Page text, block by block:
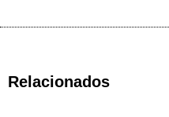
Relacionados